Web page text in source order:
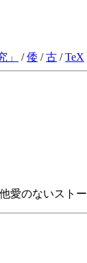
」 /倭 /古 /TeX
他愛のないスト